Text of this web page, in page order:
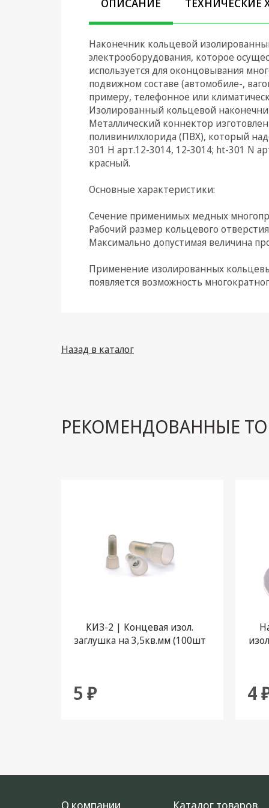
Климатическая техника
Электрика
Светотехника
Товары для дома и Бытовая
техника
Компьютерные
комплектующие
Системы безопасности
Наконечник кольцевой
электрооборудования, которое
используется для оконцовывания
подвижном составе (автомобиле-,
примеру, телефонное или
Изолированный кольцевой
Металлический коннектор
поливинилхлорида (ПВХ), который
301 H арт.12-3014, 12-3014; ht-301 N
красный.
Основные характеристики:
Сечение применимых медных
Рабочий размер кольцевого
Максимально допустимая величина
Применение изолированных
появляется возможность
Назад в каталог
РЕКОМЕНДОВАННЫЕ
КИЗ-2 | Концевая изол.
заглушка на 3,5кв.мм (100шт
5 ₽ 4
О компании Каталог товаров